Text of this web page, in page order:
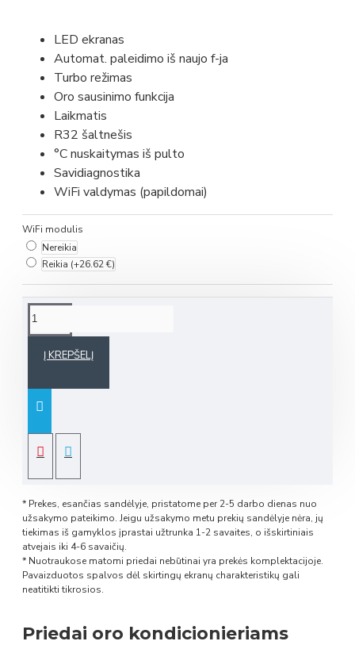
LED ekranas
Automat. paleidimo iš naujo f-ja
Turbo režimas
Oro sausinimo funkcija
Laikmatis
R32 šaltnešis
°C nuskaitymas iš pulto
Savidiagnostika
WiFi valdymas (papildomai)
WiFi modulis
Nereikia
Reikia (+26.62 €)
Į KREPŠELĮ
* Prekes, esančias sandėlyje, pristatome per 2-5 darbo dienas nuo
užsakymo pateikimo. Jeigu užsakymo metu prekių sandėlyje nėra, jų
tiekimas iš gamyklos įprastai užtrunka 1-2 savaites, o išskirtiniais
atvejais iki 4-6 savaičių.
* Nuotraukose matomi priedai nebūtinai yra prekės komplektacijoje.
Pavaizduotos spalvos dėl skirtingų ekranų charakteristikų gali
neatitikti tikrosios.
Priedai oro kondicionieriams